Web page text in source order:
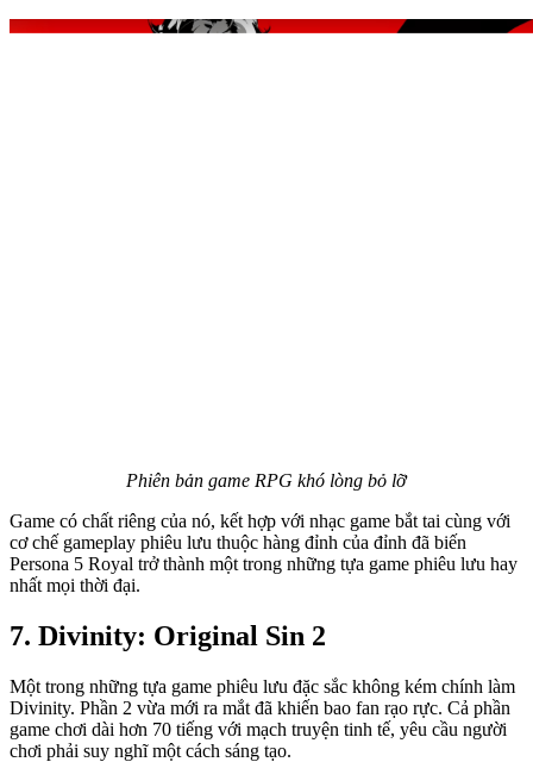
Phiên bản game RPG khó lòng bỏ lỡ
Game có chất riêng của nó, kết hợp với nhạc game bắt tai cùng với
cơ chế gameplay phiêu lưu thuộc hàng đỉnh của đỉnh đã biến
Persona 5 Royal trở thành một trong những tựa game phiêu lưu hay
nhất mọi thời đại.
7. Divinity: Original Sin 2
Một trong những tựa game phiêu lưu đặc sắc không kém chính làm
Divinity. Phần 2 vừa mới ra mắt đã khiến bao fan rạo rực. Cả phần
game chơi dài hơn 70 tiếng với mạch truyện tinh tế, yêu cầu người
chơi phải suy nghĩ một cách sáng tạo.